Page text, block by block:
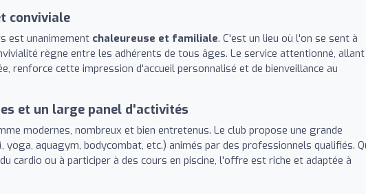
conviviale
est unanimement chaleureuse et familiale. C'est un lieu où l'on se sent à
règne entre les adhérents de tous âges. Le service attentionné, allant
renforce cette impression d'accueil personnalisé et de bienveillance au
et un large panel d'activités
modernes, nombreux et bien entretenus. Le club propose une grande
aquagym, bodycombat, etc.) animés par des professionnels qualifiés.
cardio ou à participer à des cours en piscine, l'offre est riche et adaptée à